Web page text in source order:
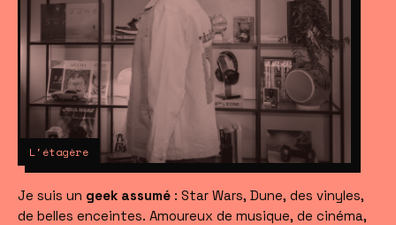
Je suis un geek assumé : Star Wars, Dune, des vinyles,
de belles enceintes. Amoureux de musique, de cinéma,
L'étagère